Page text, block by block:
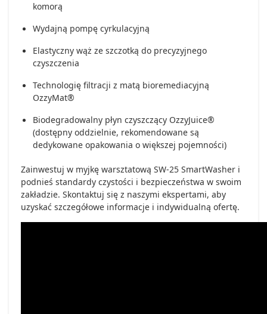
komorą
Wydajną pompę cyrkulacyjną
Elastyczny wąż ze szczotką do precyzyjnego
czyszczenia
Technologię filtracji z matą bioremediacyjną
OzzyMat®
Biodegradowalny płyn czyszczący OzzyJuice®
(dostępny oddzielnie, rekomendowane są
dedykowane opakowania o większej pojemności)
Zainwestuj w myjkę warsztatową SW-25 SmartWasher i
podnieś standardy czystości i bezpieczeństwa w swoim
zakładzie. Skontaktuj się z naszymi ekspertami, aby
uzyskać szczegółowe informacje i indywidualną ofertę.